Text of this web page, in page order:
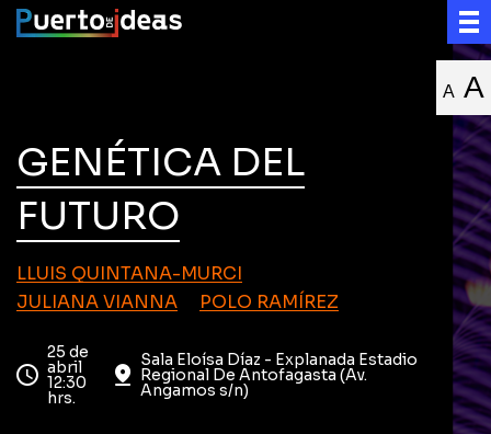
A A
GENÉTICA DEL
FUTURO
LLUIS QUINTANA-MURCI
JULIANA VIANNA
POLO RAMÍREZ
25 de
abril
12:30
hrs.
Sala Eloísa Díaz - Explanada Estadio
Regional De Antofagasta (Av.
Angamos s/n)